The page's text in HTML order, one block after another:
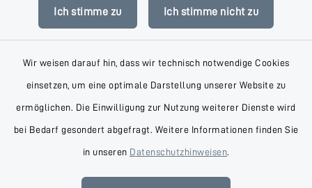
Ich stimme zu Ich stimme nicht zu
Wir weisen darauf hin, dass wir technisch notwendige Cookies
einsetzen, um eine optimale Darstellung unserer Website zu
ermöglichen. Die Einwilligung zur Nutzung weiterer Dienste wird
bei Bedarf gesondert abgefragt. Weitere Informationen finden Sie
in unseren Datenschutzhinweisen.
Datenschutz
Impressum
Sitemap